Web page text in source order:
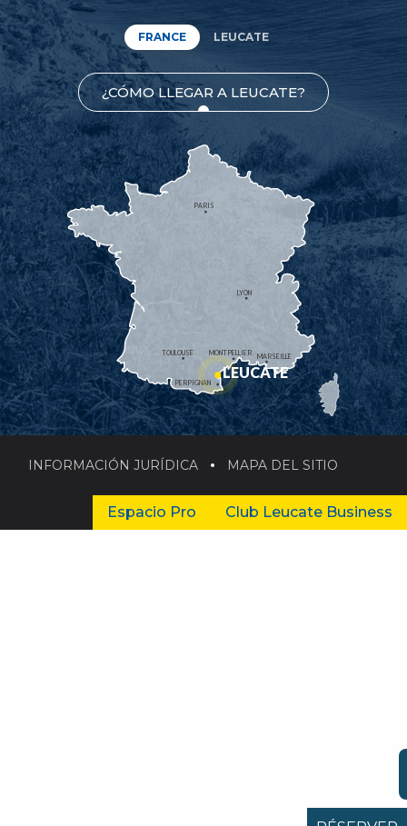
FRANCE LEUCATE
¿CÓMO LLEGAR A LEUCATE?
MONTPELLIER
PERPIGNAN
MARSEILLE
TOULOUSE
LYON
PARIS
LEUCATE
INFORMACIÓN JURÍDICA MAPA DEL SITIO
Espacio Pro Club Leucate Business